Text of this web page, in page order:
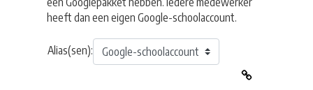
heeft dan een eigen Google-schoolaccount.
Alias(sen):